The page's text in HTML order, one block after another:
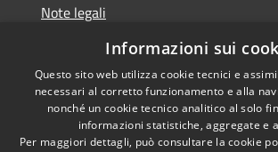
Note legali
Dichiarazione di accessibilità
Copyright
Informazioni sui
Questo sito web utilizza cookie tecnici e
necessari al corretto funzionamento e alla
nonché un cookie tecnico analitico al solo
informazioni statistiche, aggregate e
Per maggiori dettagli, può consultare la cookie